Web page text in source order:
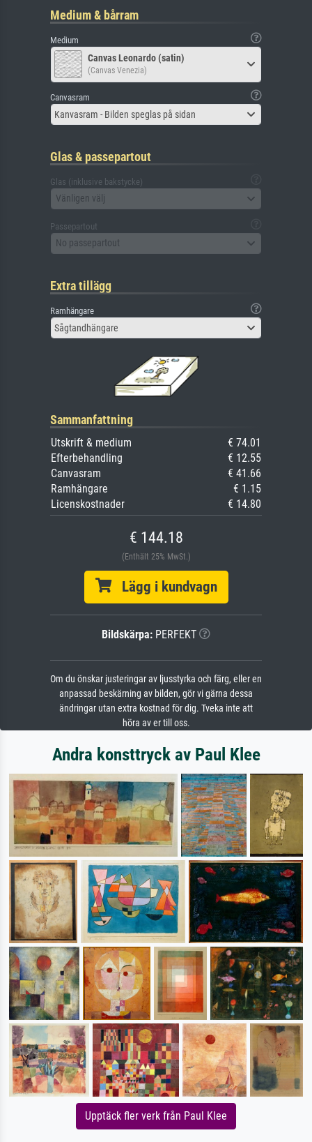
Medium & bårram
Medium
Canvas Leonardo (satin)
(Canvas Venezia)
Canvasram
Kanvasram - Bilden speglas på sidan
Glas & passepartout
Glas (inklusive bakstycke)
Vänligen välj
Passepartout
No passepartout
Extra tillägg
Ramhängare
Sågtandhängare
Sammanfattning
Utskrift & medium
€ 74.01
Efterbehandling
€ 12.55
Canvasram
€ 41.66
Ramhängare
€ 1.15
Licenskostnader
€ 14.80
€ 144.18
(Enthält 25% MwSt.)
Lägg i kundvagn
Bildskärpa: PERFEKT
Om du önskar justeringar av ljusstyrka och färg, eller en
anpassad beskärning av bilden, gör vi gärna dessa
ändringar utan extra kostnad för dig. Tveka inte att
höra av er till oss.
Andra konsttryck av Paul Klee
Upptäck fler verk från Paul Klee